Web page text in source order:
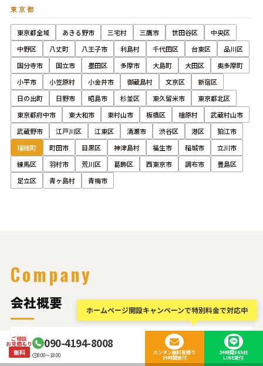
東京都
東京都全域 あきる野市 三宅村 三鷹市 世田谷区
中央区
中野区
八丈町 八王子市 利島村 千代田区 台東区
品川区
国分寺市
国立市 墨田区 多摩市 大島町 大田区
奥多摩町
小平市
小笠原村 小金井市 御蔵島村 文京区
新宿区
日の出町
日野市 昭島市 杉並区 東久留米市
東京都北区
東京都府中市
東大和市 東村山市 板橋区 檜原村
武蔵村山市
武蔵野市
江戸川区 江東区 清瀬市 渋谷区 港区
狛江市
瑞穂町
町田市 目黒区 神津島村 福生市 稲城市
立川市
練馬区
羽村市 荒川区 葛飾区 西東京市 調布市
豊島区
足立区
青ヶ島村 青梅市
Company
会社概要 ホームページ開設キャンペーンで特別料金で対応中
ご相談
お見積もり
無料
090-4194-8008
8:00～18:00
カンタン無料見積り
24時間受付
24時間365日
LINE受付